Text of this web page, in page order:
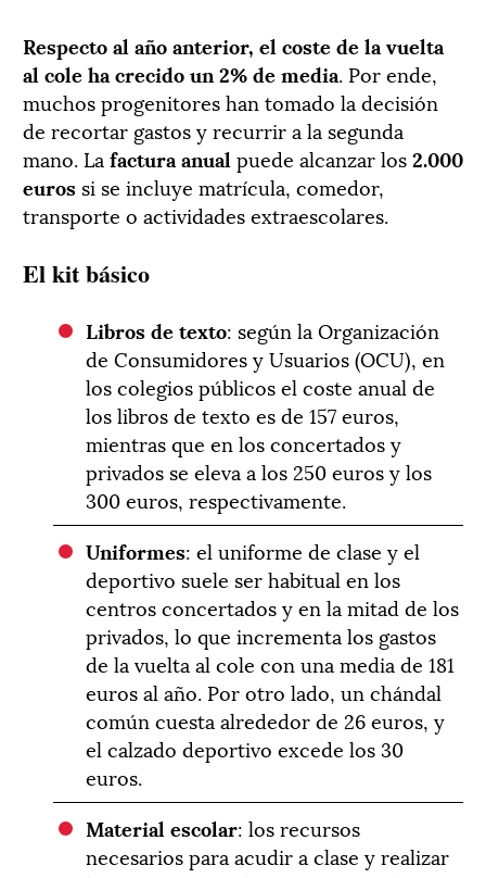
Respecto al año anterior, el coste de la vuelta
al cole ha crecido un 2% de media. Por ende,
muchos progenitores han tomado la decisión
de recortar gastos y recurrir a la segunda
mano. La factura anual puede alcanzar los2.000
euros si se incluye matrícula, comedor,
transporte o actividades extraescolares.
El kit básico
Libros de texto: según la Organización
de Consumidores y Usuarios (OCU), en
los colegios públicos el coste anual de
los libros de texto es de 157 euros,
mientras que en los concertados y
privados se eleva a los 250 euros y los
300 euros, respectivamente.
Uniformes: el uniforme de clase y el
deportivo suele ser habitual en los
centros concertados y en la mitad de los
privados, lo que incrementa los gastos
de la vuelta al cole con una media de 181
euros al año. Por otro lado, un chándal
común cuesta alrededor de 26 euros, y
el calzado deportivo excede los 30
euros.
Material escolar: los recursos
necesarios para acudir a clase y realizar